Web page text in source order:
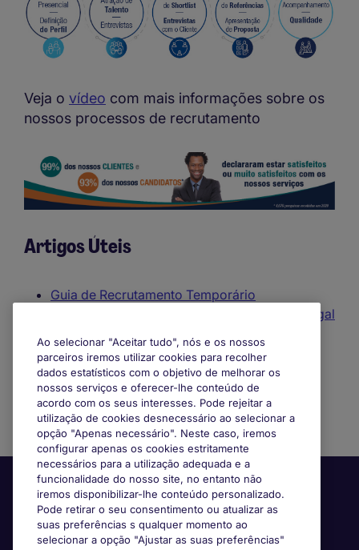
Veja o vídeo com mais informações sobre os
nossos processos de recrutamento
Artigos Úteis
Guia de Recrutamento Temporário
A evolução do trabalho temporário em Portugal
9 razões para se associar à Michael Page
O que procurar no CV de um trabalhador
temporário
Ao selecionar "Aceitar tudo", nós e os nossos
parceiros iremos utilizar cookies para recolher
dados estatísticos com o objetivo de melhorar os
nossos serviços e oferecer-lhe conteúdo de
acordo com os seus interesses. Pode rejeitar a
utilização de cookies desnecessário ao selecionar a
opção "Apenas necessário". Neste caso, iremos
configurar apenas os cookies estritamente
necessários para a utilização adequada e a
funcionalidade do nosso site, no entanto não
iremos disponibilizar-lhe conteúdo personalizado.
Pode retirar o seu consentimento ou atualizar as
suas preferências s qualquer momento ao
selecionar a opção "Ajustar as suas preferências"